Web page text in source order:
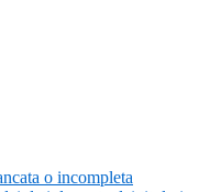
o incompleta